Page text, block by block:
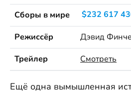
Сборы в мире
$232 617
Режиссёр
Дэвид
Трейлер
Смотреть
Ещё одна вымышленная